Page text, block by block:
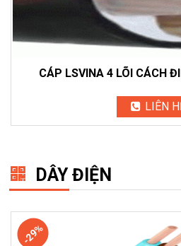
CÁP LSVINA 4 LÕI CÁCH
LIÊN
DÂY ĐIỆN
-29%